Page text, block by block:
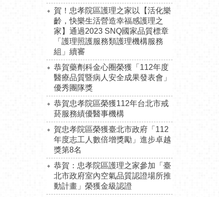
賀！忠孝院區護理之家以【活化樂
齡，快樂生活營造幸福感護理之
家】通過2023 SNQ國家品質標章
「護理照護服務類護理機構服務
組」續審
恭賀藥劑科金心圈榮獲「112年度
醫療品質暨病人安全成果發表會」
優秀團隊獎
恭賀忠孝院區榮獲112年台北市戒
菸服務績優醫事機構
賀忠孝院區榮獲臺北市政府「112
年度志工人數倍增獎勵」進步卓越
獎第8名
恭賀：忠孝院區護理之家參加「臺
北市政府室內空氣品質認證場所推
動計畫」榮獲金級認證